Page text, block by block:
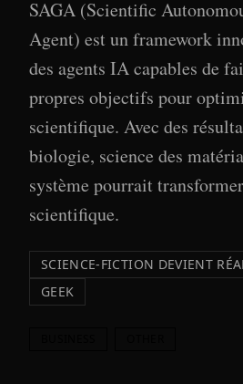
SAGA (Scientific
Agent) est un framework
des agents IA capables de
propres objectifs pour
scientifique. Avec des
biologie, science des
système pourrait
scientifique.
SCIENCE-FICTION DEVIENT
GEEK